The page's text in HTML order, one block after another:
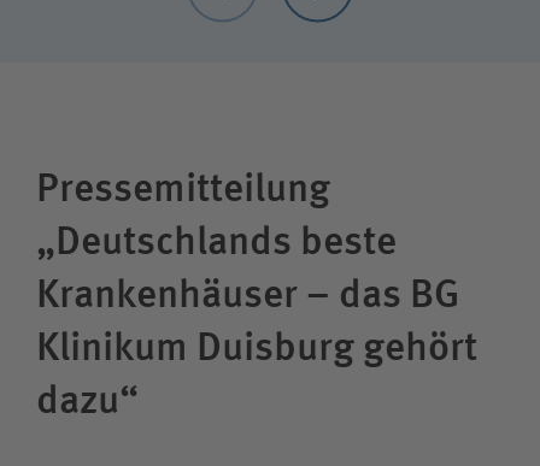
Pressemitteilung
„Deutschlands beste
Krankenhäuser – das BG
Klinikum Duisburg gehört
dazu“